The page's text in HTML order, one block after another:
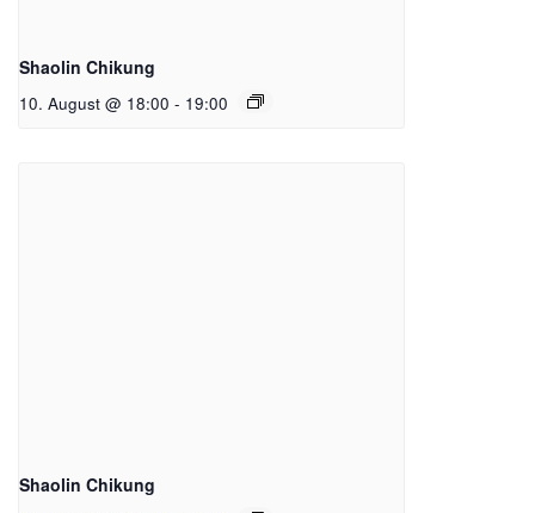
Shaolin Chikung
10. August @ 18:00 - 19:00
Shaolin Chikung